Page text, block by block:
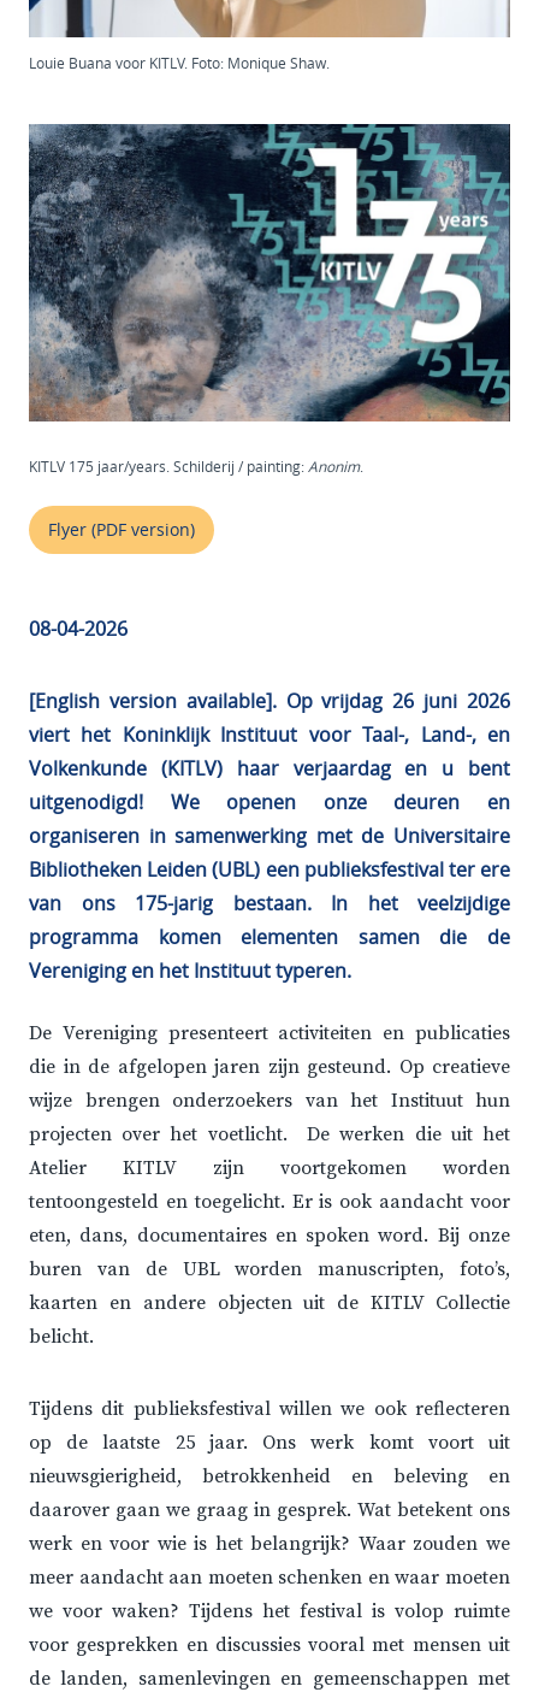
Louie Buana voor KITLV. Foto: Monique Shaw.
KITLV 175 jaar/years. Schilderij / painting:Anonim.
Flyer (PDF version)
08-04-2026
[English version available]. Op vrijdag 26 juni 2026
viert het Koninklijk Instituut voor Taal-, Land-, en
Volkenkunde (KITLV) haar verjaardag en u bent
uitgenodigd! We openen onze deuren en
organiseren in samenwerking met de Universitaire
Bibliotheken Leiden (UBL) een publieksfestival ter ere
van ons 175-jarig bestaan. In het veelzijdige
programma komen elementen samen die de
Vereniging en het Instituut typeren.
De Vereniging presenteert activiteiten en publicaties
die in de afgelopen jaren zijn gesteund. Op creatieve
wijze brengen onderzoekers van het Instituut hun
projecten over het voetlicht. De werken die uit het
Atelier KITLV zijn voortgekomen worden
tentoongesteld en toegelicht. Er is ook aandacht voor
eten, dans, documentaires en spoken word. Bij onze
buren van de UBL worden manuscripten, foto’s,
kaarten en andere objecten uit de KITLV Collectie
belicht.
Tijdens dit publieksfestival willen we ook reflecteren
op de laatste 25 jaar. Ons werk komt voort uit
nieuwsgierigheid, betrokkenheid en beleving en
daarover gaan we graag in gesprek. Wat betekent ons
werk en voor wie is het belangrijk? Waar zouden we
meer aandacht aan moeten schenken en waar moeten
we voor waken? Tijdens het festival is volop ruimte
voor gesprekken en discussies vooral met mensen uit
de landen, samenlevingen en gemeenschappen met